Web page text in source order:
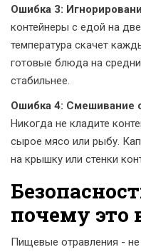
Ошибка 3:
контейнеры с едой на
температура скачет
готовые блюда на
стабильнее.
Ошибка 4: Смешивание
Никогда не кладите
сырое мясо или рыбу.
на крышку или стенки
почему это
Пищевые отравления -